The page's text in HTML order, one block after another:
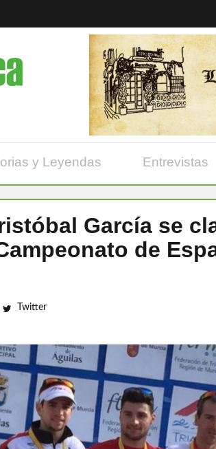
y Leyendas Entrevistas
García se
de
Twitter